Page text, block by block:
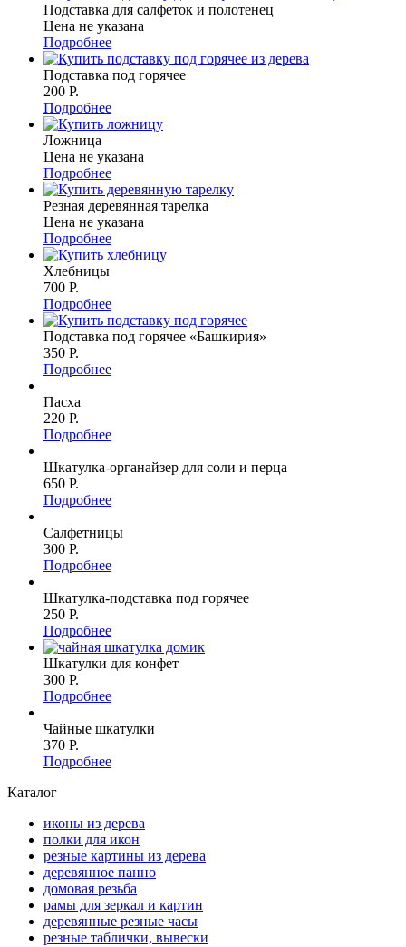
Подставка для салфеток и полотенец
Цена не указана
Подробнее
Подставка под горячее
200 P.
Подробнее
Ложница
Цена не указана
Подробнее
Резная деревянная тарелка
Цена не указана
Подробнее
Хлебницы
700 P.
Подробнее
Подставка под горячее «Башкирия»
350 P.
Подробнее
Пасха
220 P.
Подробнее
Шкатулка-органайзер для соли и перца
650 P.
Подробнее
Салфетницы
300 P.
Подробнее
Шкатулка-подставка под горячее
250 P.
Подробнее
Шкатулки для конфет
300 P.
Подробнее
Чайные шкатулки
370 P.
Подробнее
Каталог
иконы из дерева
полки для икон
резные картины из дерева
деревянное панно
домовая резьба
рамы для зеркал и картин
деревянные резные часы
резные таблички, вывески